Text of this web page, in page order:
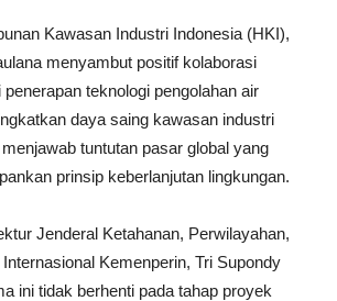
Kawasan Industri Indonesia (HKI),
menyambut positif kolaborasi
teknologi pengolahan air
daya saing kawasan industri
tuntutan pasar global yang
prinsip keberlanjutan lingkungan.
Jenderal Ketahanan, Perwilayahan,
Kemenperin, Tri Supondy
ini tidak berhenti pada tahap proyek